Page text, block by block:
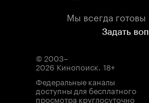
Мы всегда
Задать
© 2003–
2026 Кинопоиск. 18+
Федеральные каналы
доступны для бесплатного
просмотра круглосуточно